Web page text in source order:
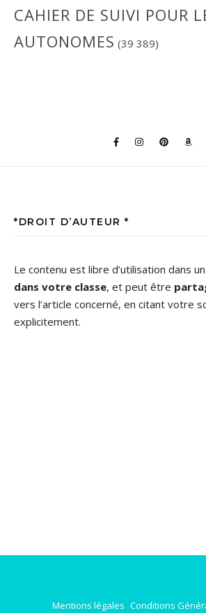
CAHIER DE SUIVI POUR
AUTONOMES (39 389)
*DROIT D’AUTEUR *
Le contenu est libre d’utilisation dans
dans votre classe, et peut être
vers l’article concerné, en citant votre
explicitement.
Mentions légales Conditions